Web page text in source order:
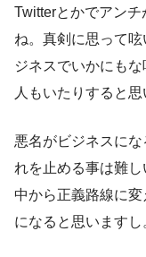
Twitterとかでアン
ね。真剣に思って
ジネスでいかにも
人もいたりすると思
悪名がビジネスに
れを止める事は難
中から正義路線に
になると思いますし